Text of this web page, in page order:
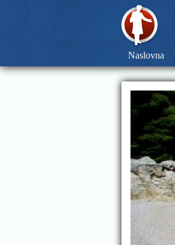
Naslovna